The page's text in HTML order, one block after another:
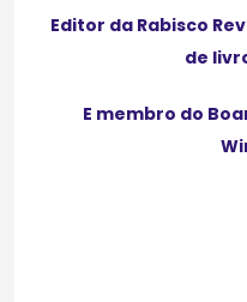
Editor da Rabisco
de
E membro do